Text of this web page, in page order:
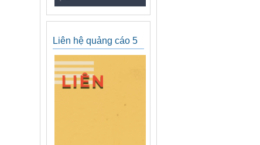
Liên hệ quảng cáo 5